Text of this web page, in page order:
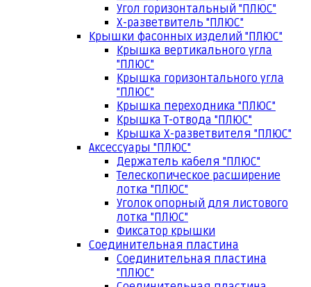
Угол горизонтальный "ПЛЮС"
Х-разветвитель "ПЛЮС"
Крышки фасонных изделий "ПЛЮС"
Крышка вертикального угла
"ПЛЮС"
Крышка горизонтального угла
"ПЛЮС"
Крышка переходника "ПЛЮС"
Крышка Т-отвода "ПЛЮС"
Крышка Х-разветвителя "ПЛЮС"
Аксессуары "ПЛЮС"
Держатель кабеля "ПЛЮС"
Телескопическое расширение
лотка "ПЛЮС"
Уголок опорный для листового
лотка "ПЛЮС"
Фиксатор крышки
Соединительная пластина
Соединительная пластина
"ПЛЮС"